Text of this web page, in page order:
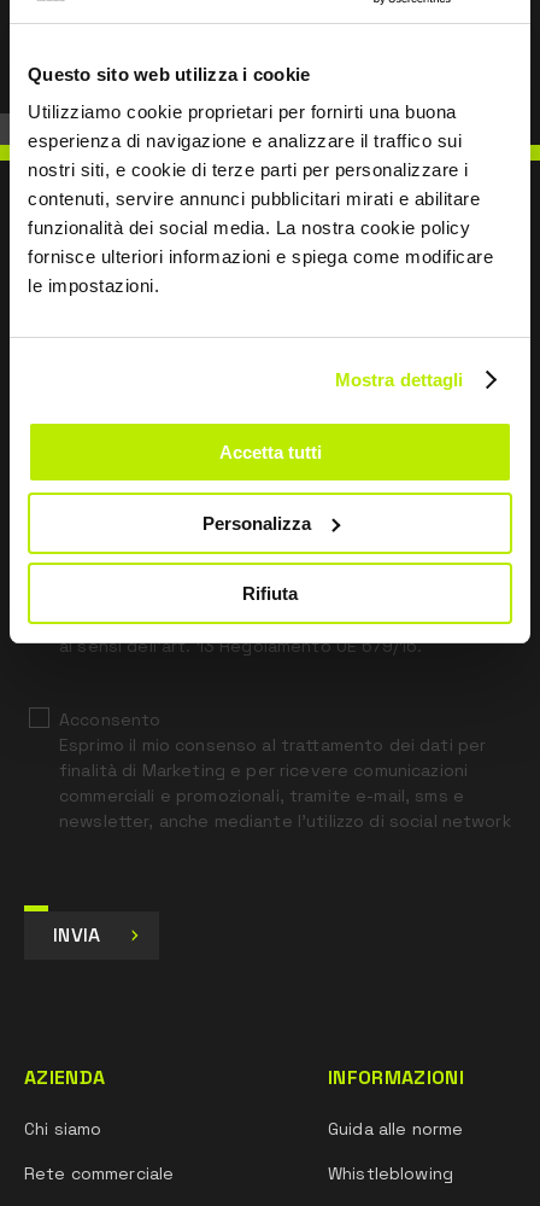
Questo sito web utilizza i cookie
Utilizziamo cookie proprietari per fornirti una buona
esperienza di navigazione e analizzare il traffico sui
nostri siti, e cookie di terze parti per personalizzare i
contenuti, servire annunci pubblicitari mirati e abilitare
funzionalità dei social media. La nostra cookie policy
fornisce ulteriori informazioni e spiega come modificare
le impostazioni.
Mostra dettagli
Accetta tutti
Personalizza
Rifiuta
Leave
blank
*Ho letto l’Informativa Privacy
ai sensi dell’art. 13 Regolamento UE 679/16.
Acconsento
Esprimo il mio consenso al trattamento dei dati per
finalità di Marketing e per ricevere comunicazioni
commerciali e promozionali, tramite e-mail, sms e
newsletter, anche mediante l’utilizzo di social network
INVIA
AZIENDA
Chi siamo
Rete commerciale
INFORMAZIONI
Guida alle norme
Whistleblowing